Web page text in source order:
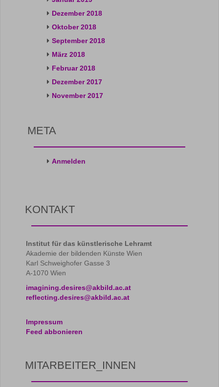
Dezember 2018
Oktober 2018
September 2018
März 2018
Februar 2018
Dezember 2017
November 2017
META
Anmelden
KONTAKT
Institut für das künstlerische Lehramt
Akademie der bildenden Künste Wien
Karl Schweighofer Gasse 3
A-1070 Wien
imagining.desires@akbild.ac.at
reflecting.desires@akbild.ac.at
Impressum
Feed abbonieren
MITARBEITER_INNEN